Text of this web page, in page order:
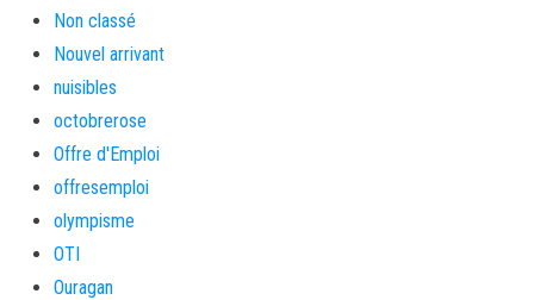
Non classé
Nouvel arrivant
nuisibles
octobrerose
Offre d'Emploi
offresemploi
olympisme
OTI
Ouragan